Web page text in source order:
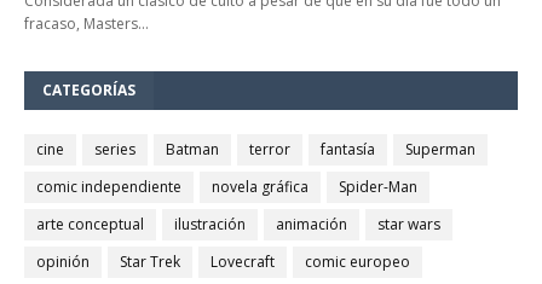
fracaso, Masters…
CATEGORÍAS
cine series Batman terror fantasía
Superman
comic independiente
novela gráfica
Spider-Man
arte conceptual
ilustración animación
star wars
opinión
Star Trek Lovecraft comic europeo